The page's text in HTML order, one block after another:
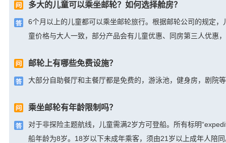
多大的儿童可以乘坐邮轮？如何选择舱房？
6个月以上的儿童都可以乘坐邮轮旅行。根据邮轮公司的规定
童价格与大人一致，部分产品会有儿童优惠、同房第三人优惠
邮轮上有哪些免费设施？
大部分自助餐厅和主餐厅都是免费的，游泳池，健身房，剧院
乘坐邮轮有年龄限制吗？
对于非探险主题航线，儿童需满2岁方可登船。所有标明
船年龄为8岁。18岁以下未成年乘客，须由21岁以上成年人陪